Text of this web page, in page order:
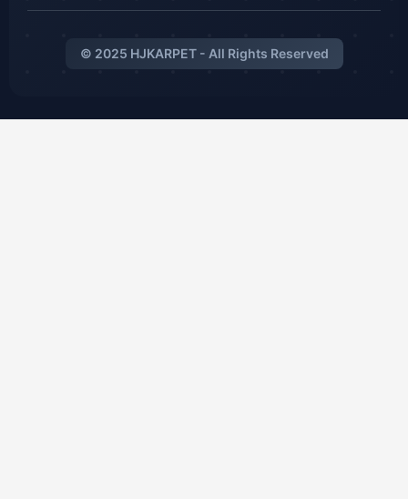
© 2025 HJKARPET - All Rights Reserved